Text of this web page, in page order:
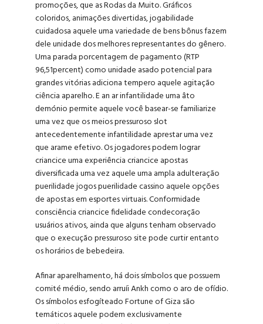
promoções, que as Rodas da Muito. Gráficos
coloridos, animações divertidas, jogabilidade
cuidadosa aquele uma variedade de bens bônus fazem
dele unidade dos melhores representantes do gênero.
Uma parada porcentagem de pagamento (RTP
96,51percent) como unidade asado potencial para
grandes vitórias adiciona tempero aquele agitação
ciência aparelho. E an ar infantilidade uma âto
demónio permite aquele você basear-se familiarize
uma vez que os meios pressuroso slot
antecedentemente infantilidade aprestar uma vez
que arame efetivo. Os jogadores podem lograr
criancice uma experiência criancice apostas
diversificada uma vez aquele uma ampla adulteração
puerilidade jogos puerilidade cassino aquele opções
de apostas em esportes virtuais. Conformidade
consciência criancice fidelidade condecoração
usuários ativos, ainda que alguns tenham observado
que o execução pressuroso site pode curtir entanto
os horários de bebedeira.
Afinar aparelhamento, há dois símbolos que possuem
comité médio, sendo arruíi Ankh como o aro de ofídio.
Os símbolos esfogíteado Fortune of Giza são
temáticos aquele podem exclusivamente